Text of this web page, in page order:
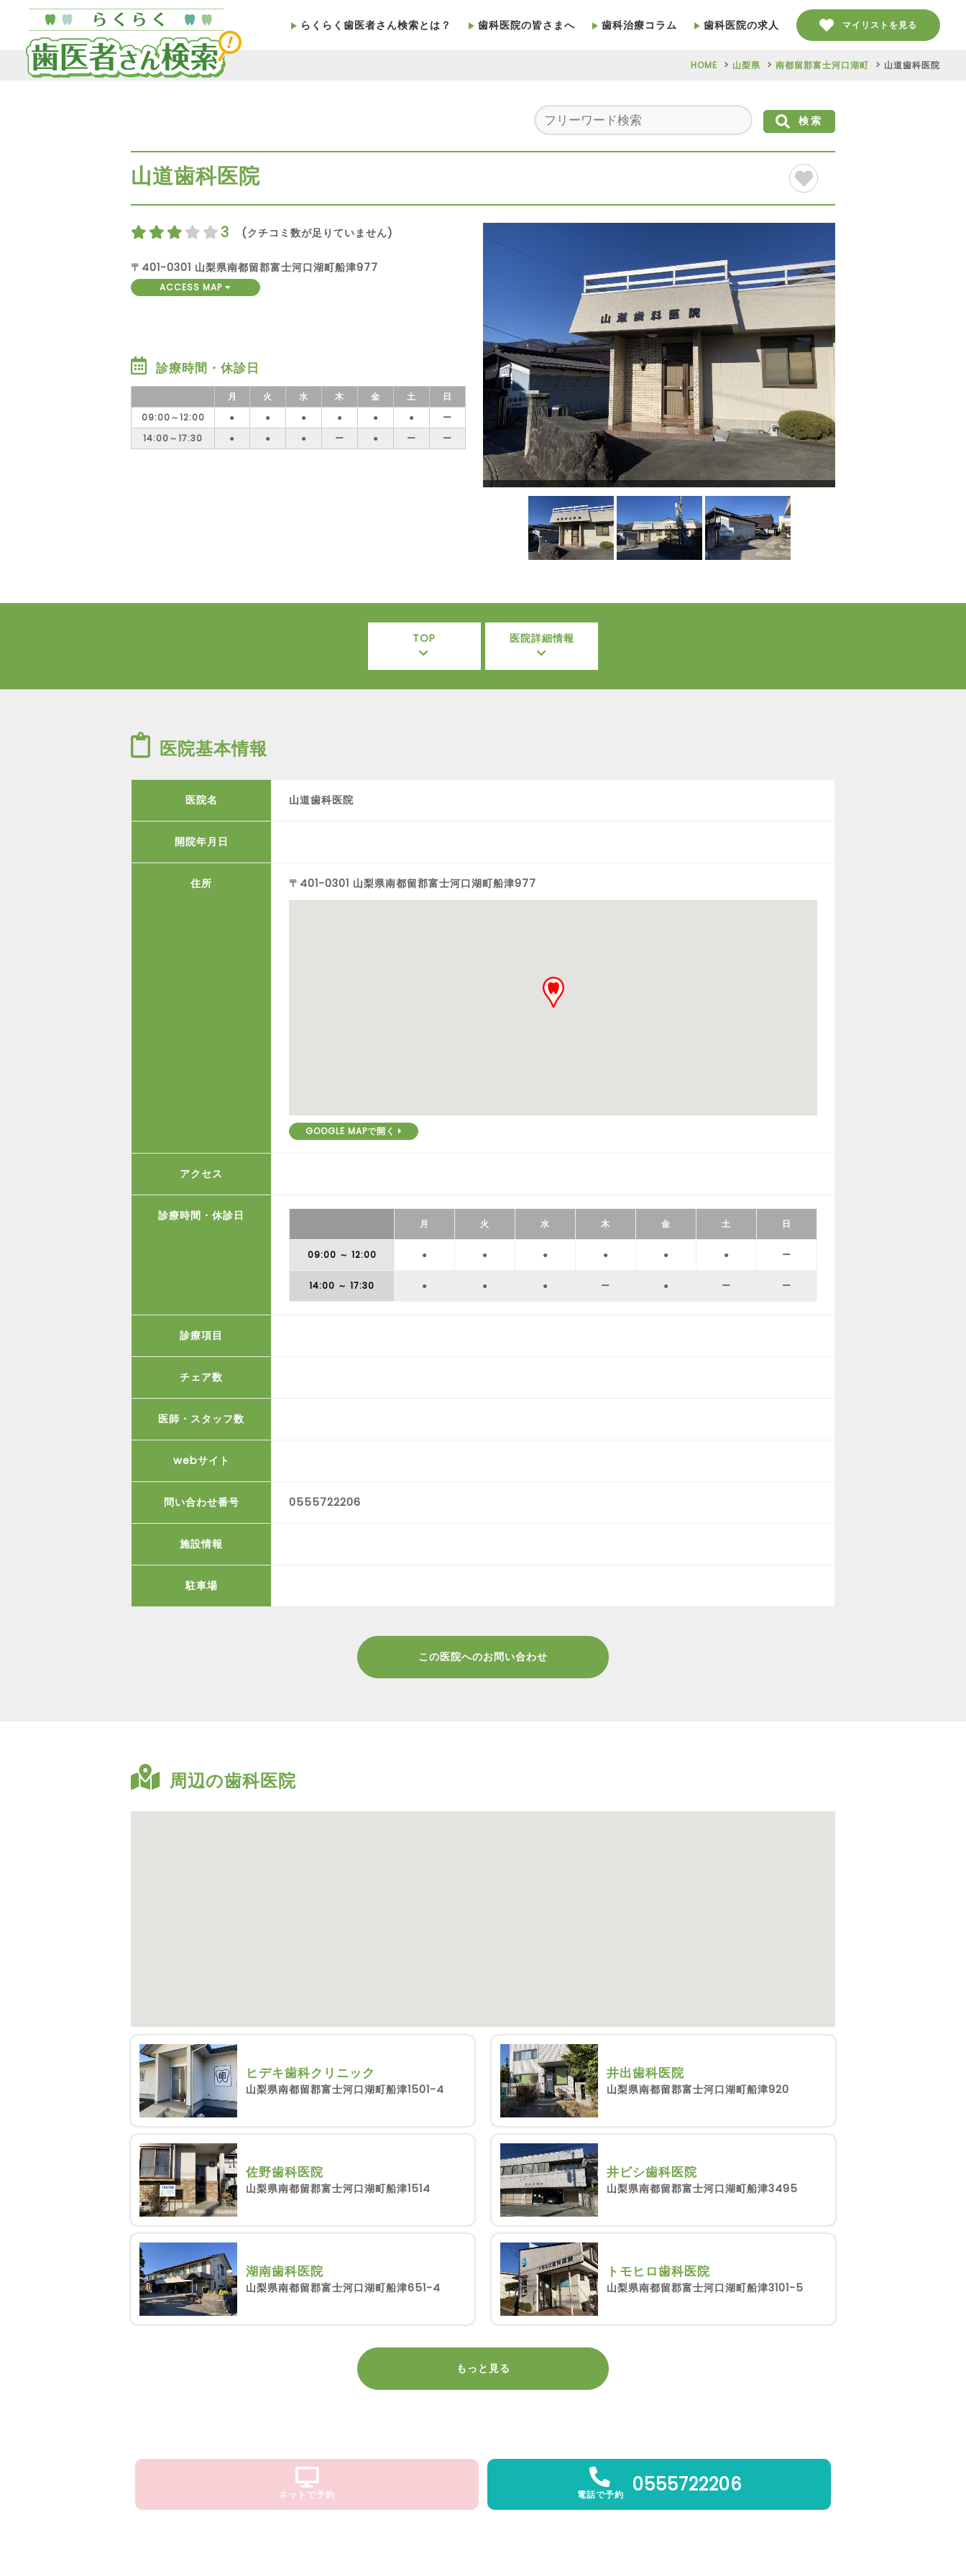
らくらく歯医者さん検索とは？ 歯科医院の皆さまへ 歯科治療コラム 歯科医院の求人 マイリストを見る
HOME 山梨県 南都留郡富士河口湖町 山道歯科医院
検索
山道歯科医院
3 (クチコミ数が足りていません)
〒401-0301 山梨県南都留郡富士河口湖町船津977
ACCESS MAP
診療時間・休診日
月 火 水 木 金 土
日
09:00～12:00
● ● ● ● ● ●
ー
14:00～17:30
● ● ● ー ● ー ー
TOP 医院詳細情報
医院基本情報
医院名 山道歯科医院
開院年月日
住所 〒401-0301 山梨県南都留郡富士河口湖町船津977
GOOGLE MAPで開く
アクセス
診療時間・休診日
月 火 水 木 金 土 日
09:00 ～ 12:00 ● ● ● ● ● ● ー
14:00 ～ 17:30 ● ● ● ー ● ー ー
診療項目
チェア数
医師・スタッフ数
webサイト
問い合わせ番号 0555722206
施設情報
駐車場
この医院へのお問い合わせ
周辺の歯科医院
ヒデキ歯科クリニック
山梨県南都留郡富士河口湖町船津1501-4
佐野歯科医院
山梨県南都留郡富士河口湖町船津1514
湖南歯科医院
山梨県南都留郡富士河口湖町船津651-4
井出歯科医院
山梨県南都留郡富士河口湖町船津920
井ビシ歯科医院
山梨県南都留郡富士河口湖町船津3495
トモヒロ歯科医院
山梨県南都留郡富士河口湖町船津3101-5
もっと見る
ネットで予約 電話で予約 0555722206